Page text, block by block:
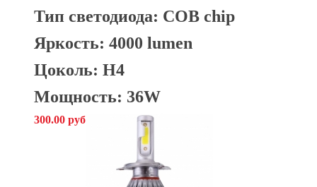
Тип светодиода: COB chip
Яркость: 4000 lumen
Цоколь: H4
Мощность: 36W
300.00 руб